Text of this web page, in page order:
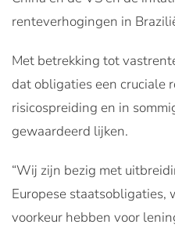
renteverhogingen in
Met betrekking tot
dat obligaties een cruciale
risicospreiding en in
gewaardeerd lijken.
“Wij zijn bezig met
Europese staatsobligaties,
voorkeur hebben voor